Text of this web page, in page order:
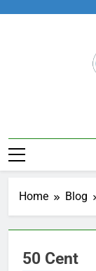
Home Blog
50 Cent